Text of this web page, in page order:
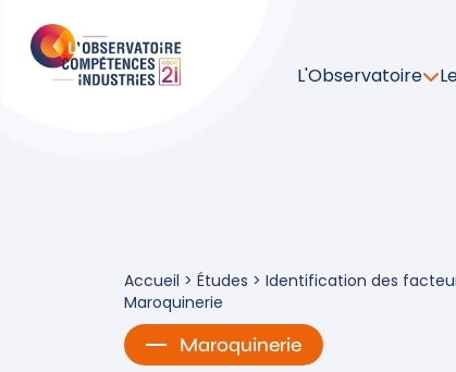
L'Observatoire
Accueil > Études > Identification des
Maroquinerie
Maroquinerie